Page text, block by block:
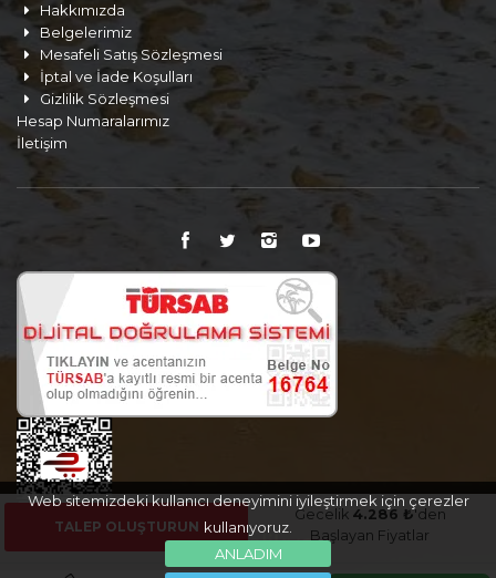
Hakkımızda
Belgelerimiz
Mesafeli Satış Sözleşmesi
İptal ve İade Koşulları
Gizlilik Sözleşmesi
Hesap Numaralarımız
İletişim
Web sitemizdeki kullanıcı deneyimini iyileştirmek için çerezler
kullanıyoruz.
ANLADIM
TALEP OLUŞTURUN
Gecelik 4.286 ₺'den
Başlayan Fiyatlar